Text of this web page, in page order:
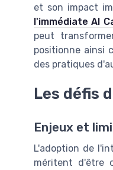
et son impact
l'immédiate AI
peut
positionne ainsi
des pratiques
Les défis
Enjeux et
L'adoption de
méritent d'être